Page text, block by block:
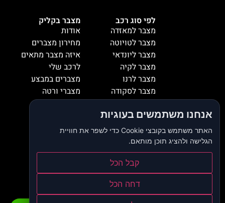
מצבר בקליק
אודות
מחירון מצברים
איזה מצבר מתאים
לרכב שלי
מצברים במבצע
מצברי ורטה
מצברי שנפ
אזורי שירות
צור קשר
בלוג
מדיניות פרטיות
לפי סוג רכב
מצבר למאזדה
מצבר לטויוטה
מצבר ליונדאי
מצבר לקיה
מצבר לרנו
מצבר לסקודה
מצבר למיציבושי
מצבר לסובארו
מצבר להונדה
מצבר לאופל
מצבר לסיאט
מצבר לאאודי
מצבר לסוזוקי
אנחנו משתמשים בעוגיות
האתר משתמש בקובצי Cookie כדי לשפר את חוויית
הגלישה ולהציג תוכן מותאם.
קבל הכל
דחה הכל